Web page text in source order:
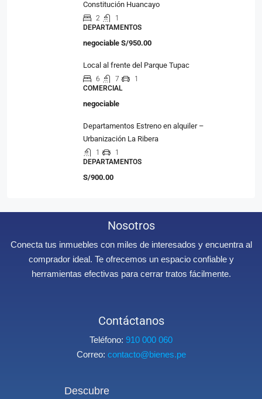
Constitución Huancayo
2
1
DEPARTAMENTOS
negociable S/950.00
Local al frente del Parque Tupac
6 7
1
COMERCIAL
negociable
Departamentos Estreno en alquiler –
Urbanización La Ribera
1
1
DEPARTAMENTOS
S/900.00
Nosotros
Conecta tus inmuebles con miles de interesados y encuentra al
comprador ideal. Te ofrecemos un espacio confiable y
herramientas efectivas para cerrar tratos fácilmente.
Contáctanos
Teléfono: 910 000 060
Correo: contacto@bienes.pe
Descubre